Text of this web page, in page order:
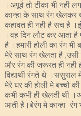
।अपूर्व तो टीका भी नही
कान्हा के साथ रंग खेलकर
कहावत ही नही है सच है
।वह दिन लौट कर आता है
है ।हमारी होली का रंग
मेरे साथ रंग खेलता है ,उसी
और रंग की जरूरत ही नही
विद्यार्थी रंगते थे
मेरे घर की होली मे बच्चो
कभी कभी ही खेलती थी
आती है।बेरंग मे कान्हा रंग